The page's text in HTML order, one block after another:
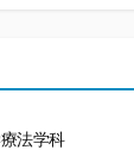
法学科